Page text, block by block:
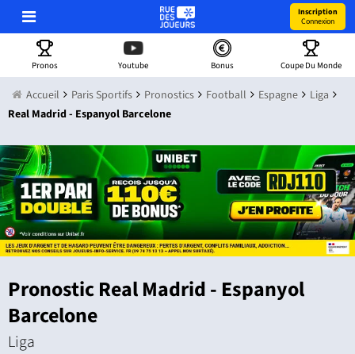
Inscription
Connexion
Pronos Youtube Bonus Coupe Du Monde
Accueil Paris Sportifs Pronostics Football Espagne
Liga
Real Madrid - Espanyol Barcelone
Pronostic Real Madrid - Espanyol
Barcelone
Liga